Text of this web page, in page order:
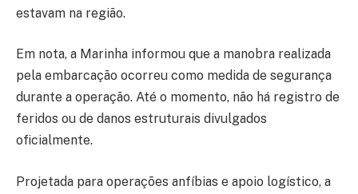
estavam na região.
Em nota, a Marinha informou que a manobra realizada
pela embarcação ocorreu como medida de segurança
durante a operação. Até o momento, não há registro de
feridos ou de danos estruturais divulgados
oficialmente.
Projetada para operações anfíbias e apoio logístico, a